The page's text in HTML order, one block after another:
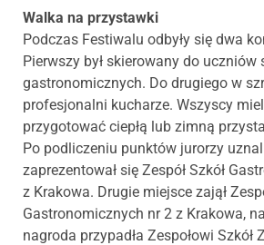
Walka na przystawki
Podczas Festiwalu odbyły się dwa
Pierwszy był skierowany do uczniów
gastronomicznych. Do drugiego w
profesjonalni kucharze. Wszyscy
przygotować ciepłą lub zimną
Po podliczeniu punktów jurorzy
zaprezentował się Zespół Szkół
z Krakowa. Drugie miejsce zajął
Gastronomicznych nr 2 z Krakowa,
nagroda przypadła Zespołowi Szkół